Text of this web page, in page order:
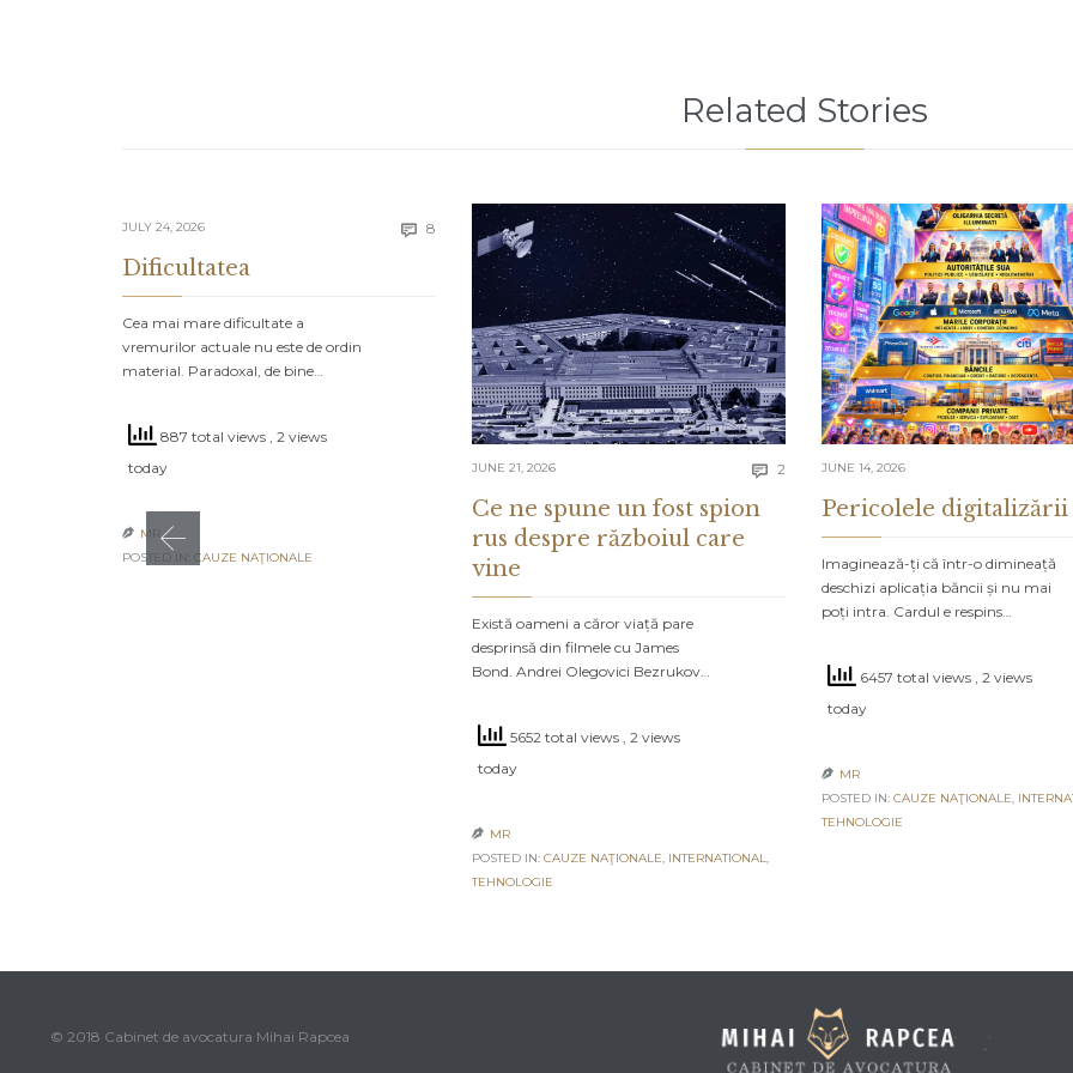
Related Stories
JULY 24, 2026  8 Comments
Dificultatea
Cea mai mare dificultate a
vremurilor actuale nu este de ordin
material. Paradoxal, de bine…
887 total views , 2 views
today
 MR
POSTED IN: CAUZE NAŢIONALE
JUNE 21, 2026  2 Comments
Ce ne spune un fost spion
rus despre războiul care
vine
Există oameni a căror viață pare
desprinsă din filmele cu James
Bond. Andrei Olegovici Bezrukov…
5652 total views , 2 views
today
 MR
POSTED IN: CAUZE NAŢIONALE, INTERNATIONAL,
TEHNOLOGIE
JUNE 14, 2026
Pericolele digitalizării
Imaginează-ți că într-o dimineață
deschizi aplicația băncii și nu mai
poți intra. Cardul e respins…
6457 total views , 2 views
today
 MR
POSTED IN: CAUZE NAŢIONALE,
TEHNOLOGIE
© 2018 Cabinet de avocatura Mihai Rapcea